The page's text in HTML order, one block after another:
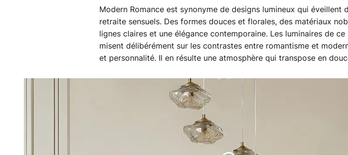
Modern Romance est synonyme de designs lumineux qui
retraite sensuels. Des formes douces et florales, des matériaux
lignes claires et une élégance contemporaine. Les luminaires de
misent délibérément sur les contrastes entre romantisme et
et personnalité. Il en résulte une atmosphère qui transpose en